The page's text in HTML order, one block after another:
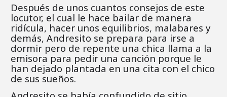
Después de unos cuantos consejos de este
locutor, el cual le hace bailar de manera
ridícula, hacer unos equilibrios, malabares y
demás, Andresito se prepara para irse a
dormir pero de repente una chica llama a la
emisora para pedir una canción porque le
han dejado plantada en una cita con el chico
de sus sueños.